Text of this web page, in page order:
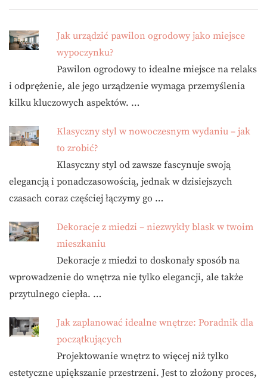
Jak urządzić pawilon ogrodowy jako miejsce
wypoczynku?
Pawilon ogrodowy to idealne miejsce na relaks
i odprężenie, ale jego urządzenie wymaga przemyślenia
kilku kluczowych aspektów. …
Klasyczny styl w nowoczesnym wydaniu – jak
to zrobić?
Klasyczny styl od zawsze fascynuje swoją
elegancją i ponadczasowością, jednak w dzisiejszych
czasach coraz częściej łączymy go …
Dekoracje z miedzi – niezwykły blask w twoim
mieszkaniu
Dekoracje z miedzi to doskonały sposób na
wprowadzenie do wnętrza nie tylko elegancji, ale także
przytulnego ciepła. …
Jak zaplanować idealne wnętrze: Poradnik dla
początkujących
Projektowanie wnętrz to więcej niż tylko
estetyczne upiększanie przestrzeni. Jest to złożony proces,